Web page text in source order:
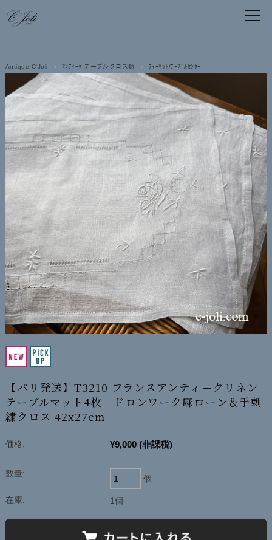
Antique C'Joli ｱﾝﾃｨｰｸ テーブルクロス類 ﾃｨｰﾏｯﾄ/ﾃｰﾌﾞﾙｾﾝﾀｰ
【パリ発送】T3210 フランスアンティークリネン
テーブルマット4枚 ドロンワーク麻ローン＆手刺
繍クロス 42x27cm
価格: ¥9,000 (非課税)
数量:
個
在庫: 1個